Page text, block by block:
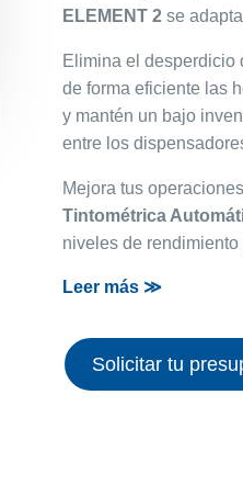
ELEMENT 2se
Elimina el desperdicio
de forma eficiente las
y mantén un bajo
entre los
Mejora tus
Tintométrica
niveles de rendimiento
Leer más ≫
Solicitar tu